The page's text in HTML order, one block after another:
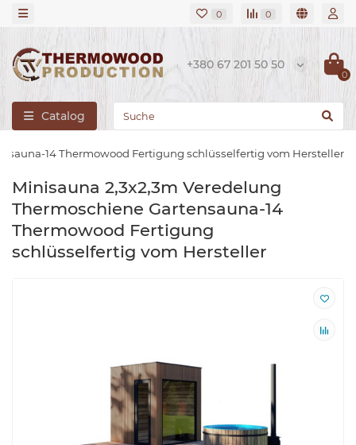
0 0
+380 67 201 50 50
0
Catalog
14 Thermowood Fertigung schlüsselfertig vom Hersteller
Minisauna 2,3x2,3m Veredelung
Thermoschiene Gartensauna-14
Thermowood Fertigung
schlüsselfertig vom Hersteller